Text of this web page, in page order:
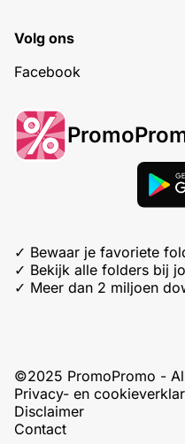
Volg ons
Facebook
✓ Bewaar je favoriete
✓ Bekijk alle folders bij
✓ Meer dan 2 miljoen
©2025 PromoPromo -
Privacy- en
Disclaimer
Contact